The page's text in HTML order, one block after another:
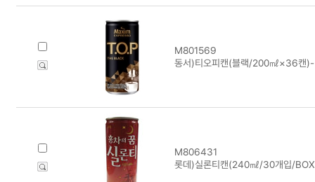
M801569
동서)티오피캔(블랙/200㎖×36캔)-
M806431
롯데)실론티캔(240㎖/30개입/